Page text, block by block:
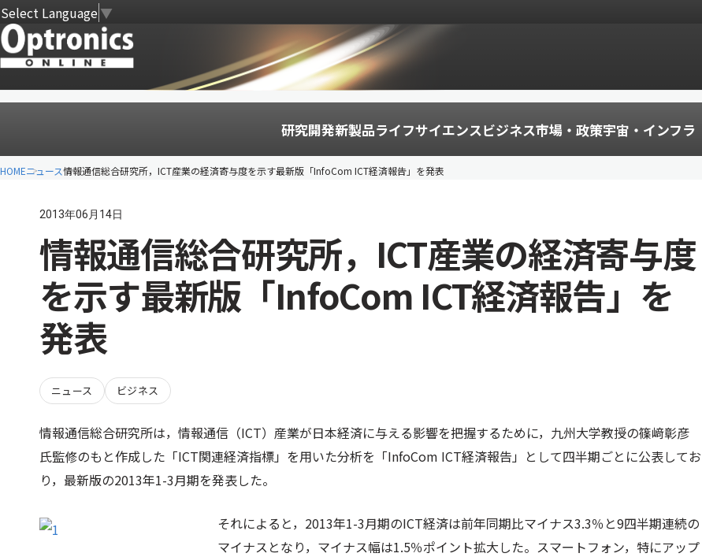
Select Language▼
研究開発新製品ライフサイエンスビジネス市場・政策宇宙・インフラ
HOMEニュース情報通信総合研究所，ICT産業の経済寄与度を示す最新版「InfoCom ICT経済報告」を発表
2013年06月14日
情報通信総合研究所，ICT産業の経済寄与度
を示す最新版「InfoCom ICT経済報告」を
発表
ニュース ビジネス
情報通信総合研究所は，情報通信（ICT）産業が日本経済に与える影響を把握するために，九州大学教授の篠﨑彰彦
氏監修のもと作成した「ICT関連経済指標」を用いた分析を「InfoCom ICT経済報告」として四半期ごとに公表してお
り，最新版の2013年1-3月期を発表した。
それによると，2013年1-3月期のICT経済は前年同期比マイナス3.3％と9四半期連続の
マイナスとなり，マイナス幅は1.5％ポイント拡大した。スマートフォン，特にアップ